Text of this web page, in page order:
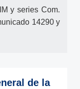
y series Com.
14290 y
de la